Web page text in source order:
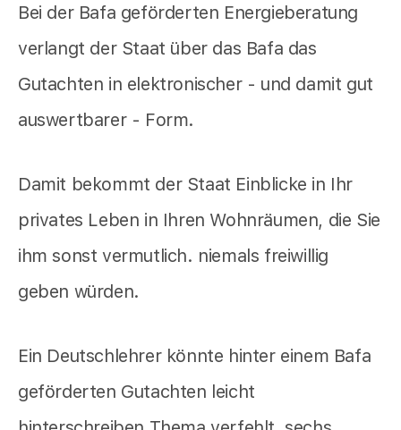
Bei der Bafa geförderten Energieberatung
verlangt der Staat über das Bafa das
Gutachten in elektronischer - und damit gut
auswertbarer - Form.
Damit bekommt der Staat Einblicke in Ihr
privates Leben in Ihren Wohnräumen, die Sie
ihm sonst vermutlich. niemals freiwillig
geben würden.
Ein Deutschlehrer könnte hinter einem Bafa
geförderten Gutachten leicht